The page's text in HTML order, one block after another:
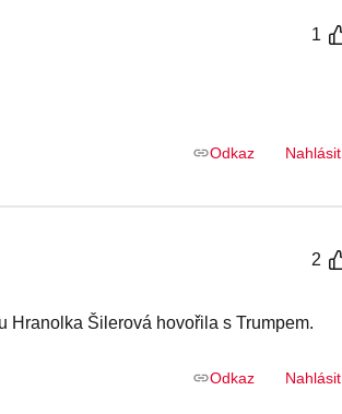
1
Odkaz Nahlásit
2
Hranolka Šilerová hovořila s Trumpem.
Odkaz Nahlásit